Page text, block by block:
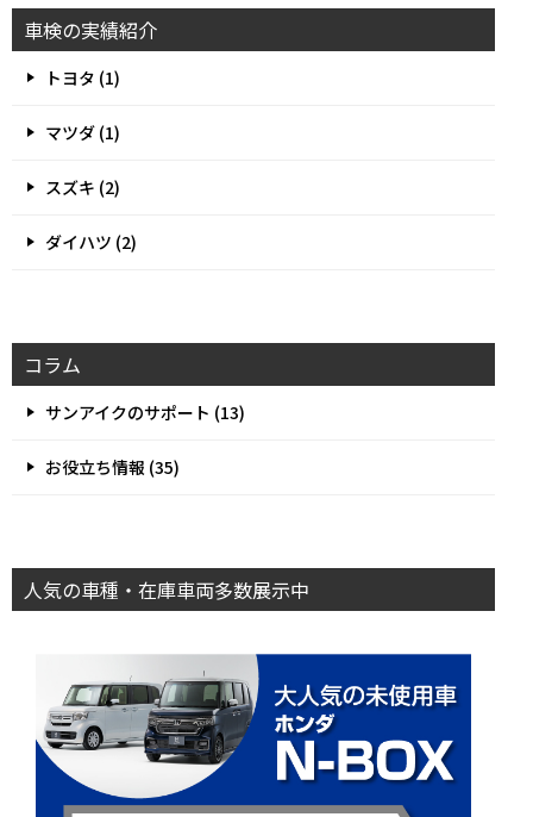
車検の実績紹介
トヨタ (1)
マツダ (1)
スズキ (2)
ダイハツ (2)
コラム
サンアイクのサポート (13)
お役立ち情報 (35)
人気の車種・在庫車両多数展示中